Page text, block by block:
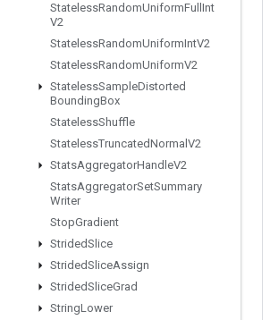
StatelessRandomUniformFull Int
V2
StatelessRandomUniformIntV2
StatelessRandomUniformV2
StatelessSampleDistorted
BoundingBox
StatelessShuffle
StatelessTruncatedNormal V2
StatsAggregatorHandleV2
StatsAggregatorSetSummary
Writer
StopGradient
StridedSlice
StridedSliceAssign
StridedSliceGrad
StringLower